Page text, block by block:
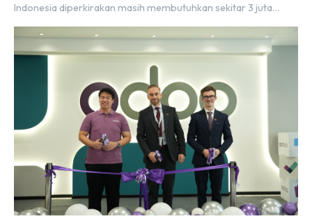
Indonesia diperkirakan masih membutuhkan sekitar 3 juta
tenaga digital baru setiap tahunnya untuk mendukung
percepatan transformasi digital di berbagai sektor strategis.
Kebutuhan tersebut menjadikan pengembangan sumber daya